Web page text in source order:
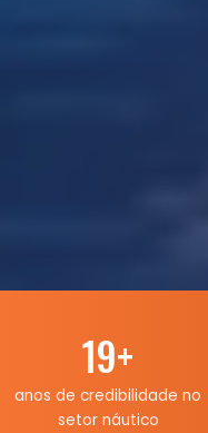
19+
anos de credibilidade no
setor náutico